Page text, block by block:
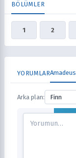
BÖLÜMLER
1 2
YORUMLARAmadeus
Arka plan: Finn